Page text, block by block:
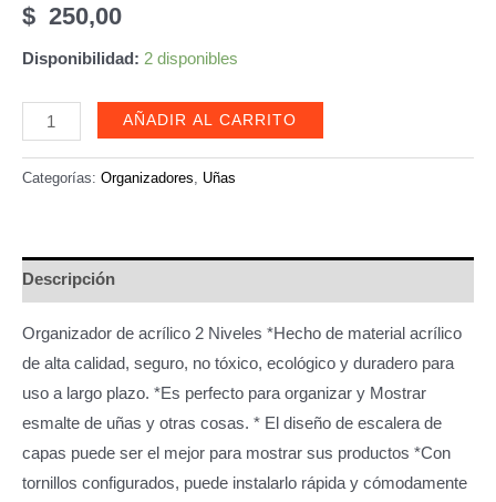
$ 250,00
Disponibilidad: 2 disponibles
Organizador
acrílico
porta
-
cantidad
AÑADIR AL CARRITO
Categorías: Organizadores, Uñas
Descripción
Organizador de acrílico 2 Niveles *Hecho de material acrílico
de alta calidad, seguro, no tóxico, ecológico y duradero para
uso a largo plazo. *Es perfecto para organizar y Mostrar
esmalte de uñas y otras cosas. * El diseño de escalera de
capas puede ser el mejor para mostrar sus productos *Con
tornillos configurados, puede instalarlo rápida y cómodamente